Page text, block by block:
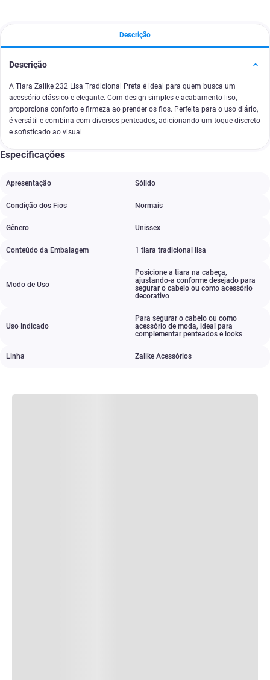
Descrição
Descrição
A Tiara Zalike 232 Lisa Tradicional Preta é ideal para quem busca um
acessório clássico e elegante. Com design simples e acabamento liso,
proporciona conforto e firmeza ao prender os fios. Perfeita para o uso diário,
é versátil e combina com diversos penteados, adicionando um toque discreto
e sofisticado ao visual.
Especificações
Apresentação Sólido
Condição dos Fios Normais
Gênero Unissex
Conteúdo da Embalagem 1 tiara tradicional lisa
Modo de Uso
Posicione a tiara na cabeça,
ajustando-a conforme desejado para
segurar o cabelo ou como acessório
decorativo
Uso Indicado
Para segurar o cabelo ou como
acessório de moda, ideal para
complementar penteados e looks
Linha Zalike Acessórios